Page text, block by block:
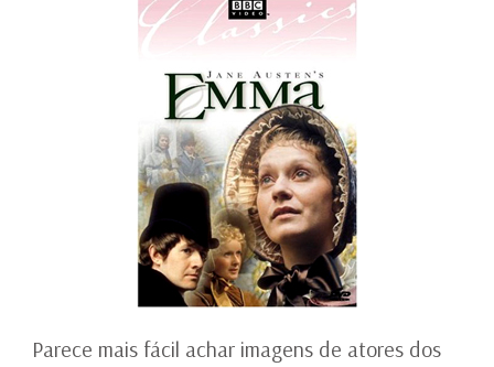
Parece mais fácil achar imagens de atores dos